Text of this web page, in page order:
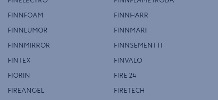
FINNFOAM FINNHARR
FINNLUMOR FINNMARI
FINNMIRROR FINNSEMENTTI
FINTEX FINVALO
FIORIN FIRE 24
FIREANGEL FIRETECH